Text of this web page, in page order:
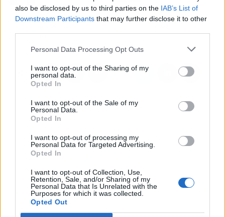
also be disclosed by us to third parties on the IAB’s List of
Downstream Participants that may further disclose it to other
Personal Data Processing Opt Outs
I want to opt-out of the Sharing of my
personal data.
Opted In
I want to opt-out of the Sale of my
Personal Data.
Opted In
I want to opt-out of processing my
Personal Data for Targeted Advertising.
Opted In
I want to opt-out of Collection, Use,
Retention, Sale, and/or Sharing of my
Personal Data that Is Unrelated with the
Purposes for which it was collected.
Opted Out
Páginasweb.tech para
comprar un post
empresas
personas pueden cumplir
su sueño de comprar